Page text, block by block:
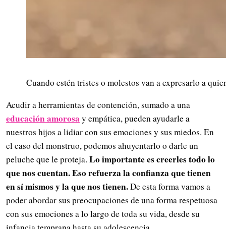
Cuando estén tristes o molestos van a expresarlo a
Acudir a herramientas de contención, sumado a una
educación amorosa y empática, pueden ayudarle a
nuestros hijos a lidiar con sus emociones y sus miedos. En
el caso del monstruo, podemos ahuyentarlo o darle un
peluche que le proteja. Lo importante es creerles todo lo
que nos cuentan. Eso refuerza la confianza que tienen
en sí mismos y la que nos tienen.De esta forma vamos a
poder abordar sus preocupaciones de una forma respetuosa
con sus emociones a lo largo de toda su vida, desde su